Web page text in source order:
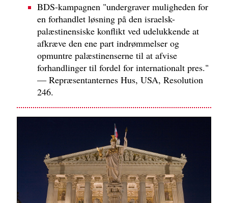
BDS-kampagnen "undergraver muligheden for
en forhandlet løsning på den israelsk-
palæstinensiske konflikt ved udelukkende at
afkræve den ene part indrømmelser og
opmuntre palæstinenserne til at afvise
forhandlinger til fordel for internationalt pres."
— Repræsentanternes Hus, USA, Resolution
246.